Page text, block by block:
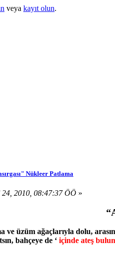
veya kayıt olun.
Nükleer Patlama
24, 2010, 08:47:37 ÖÖ »
üzüm ağaçlarıyla dolu,
bahçeye de ‘ içinde ateş